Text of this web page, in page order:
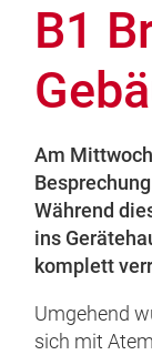
B1
Am
Während
ins
komplett
Umgehend
sich mit